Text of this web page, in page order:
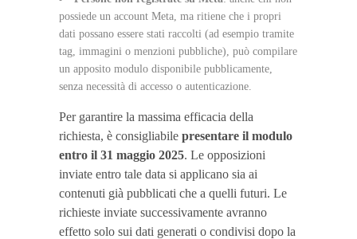
possiede un account Meta, ma ritiene che i propri
dati possano essere stati raccolti (ad esempio tramite
tag, immagini o menzioni pubbliche), può compilare
un apposito modulo disponibile pubblicamente,
senza necessità di accesso o autenticazione.
Per garantire la massima efficacia della
richiesta, è consigliabile presentare il modulo
entro il 31 maggio 2025. Le opposizioni
inviate entro tale data si applicano sia ai
contenuti già pubblicati che a quelli futuri. Le
richieste inviate successivamente avranno
effetto solo sui dati generati o condivisi dopo la